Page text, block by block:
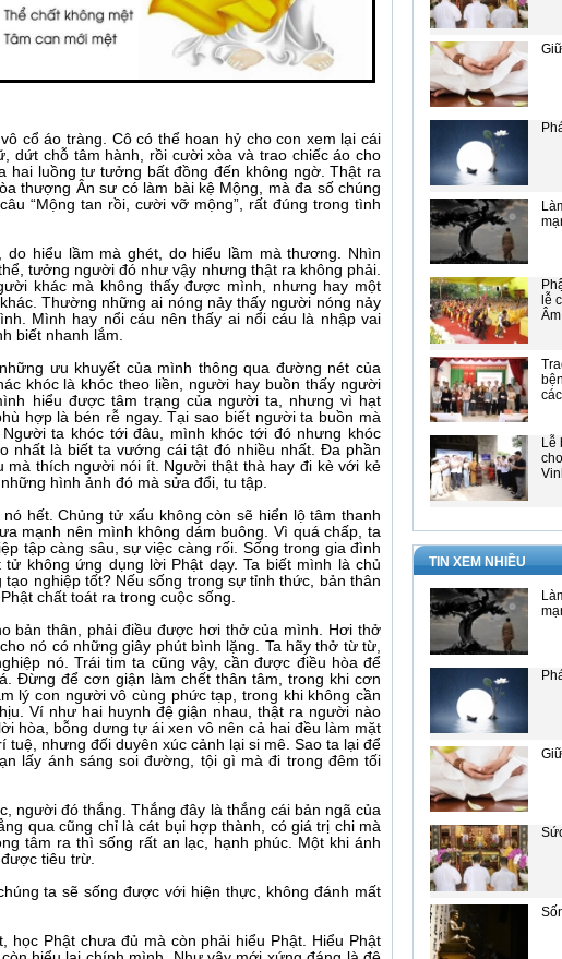
cổ áo tràng. Cô có thể hoan hỷ cho con xem lại cái
dứt chỗ tâm hành, rồi cười xòa và trao chiếc áo cho
hai luồng tư tưởng bất đồng đến không ngờ. Thật ra
thượng Ân sư có làm bài kệ Mộng, mà đa số chúng
“Mộng tan rồi, cười vỡ mộng”, rất đúng trong tình
hiểu lầm mà ghét, do hiểu lầm mà thương. Nhìn
tưởng người đó như vậy nhưng thật ra không phải.
khác mà không thấy được mình, nhưng hay một
Thường những ai nóng nảy thấy người nóng nảy
Mình hay nổi cáu nên thấy ai nổi cáu là nhập vai
biết nhanh lắm.
ưu khuyết của mình thông qua đường nét của
khóc là khóc theo liền, người hay buồn thấy người
hiểu được tâm trạng của người ta, nhưng vì hạt
hợp là bén rễ ngay. Tại sao biết người ta buồn mà
ta khóc tới đâu, mình khóc tới đó nhưng khóc
nhất là biết ta vướng cái tật đó nhiều nhất. Đa phần
mà thích người nói ít. Người thật thà hay đi kè với kẻ
hình ảnh đó mà sửa đổi, tu tập.
hết. Chủng tử xấu không còn sẽ hiển lộ tâm thanh
mạnh nên mình không dám buông. Vì quá chấp, ta
tập càng sâu, sự việc càng rối. Sống trong gia đình
không ứng dụng lời Phật dạy. Ta biết mình là chủ
nghiệp tốt? Nếu sống trong sự tỉnh thức, bản thân
chất toát ra trong cuộc sống.
bản thân, phải điều được hơi thở của mình. Hơi thở
nó có những giây phút bình lặng. Ta hãy thở từ từ,
nó. Trái tim ta cũng vậy, cần được điều hòa để
Đừng để cơn giận làm chết thân tâm, trong khi cơn
lý con người vô cùng phức tạp, trong khi không cần
Ví như hai huynh đệ giận nhau, thật ra người nào
hòa, bỗng dưng tự ái xen vô nên cả hai đều làm mặt
tuệ, nhưng đối duyên xúc cảnh lại si mê. Sao ta lại để
lấy ánh sáng soi đường, tội gì mà đi trong đêm tối
người đó thắng. Thắng đây là thắng cái bản ngã của
qua cũng chỉ là cát bụi hợp thành, có giá trị chi mà
tâm ra thì sống rất an lạc, hạnh phúc. Một khi ánh
tiêu trừ.
ta sẽ sống được với hiện thực, không đánh mất
học Phật chưa đủ mà còn phải hiểu Phật. Hiểu Phật
lễ
Âm
Lễ
TIN XEM NHIỀU